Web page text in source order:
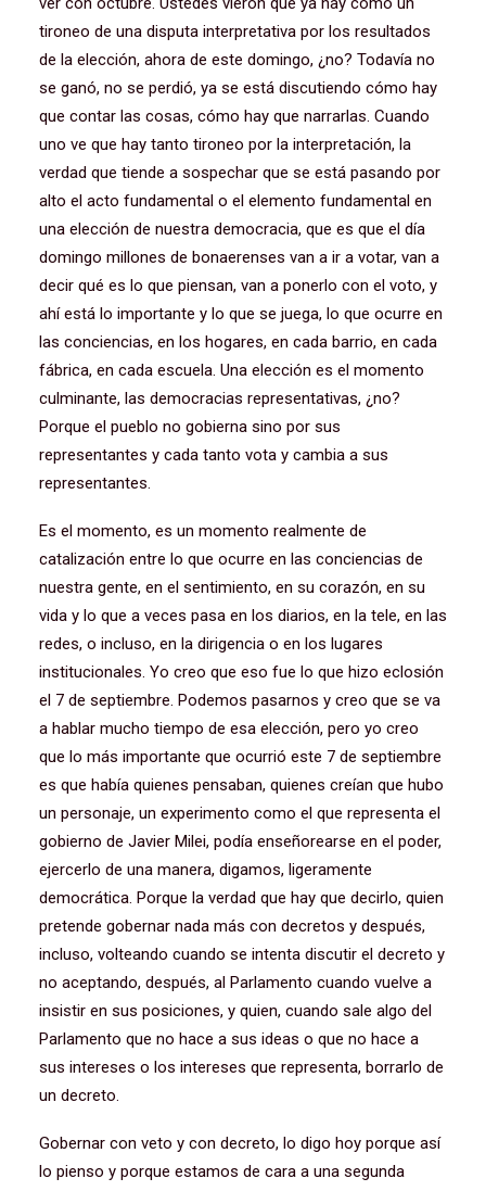
tironeo de una disputa interpretativa por los resultados
de la elección, ahora de este domingo, ¿no? Todavía no
se ganó, no se perdió, ya se está discutiendo cómo hay
que contar las cosas, cómo hay que narrarlas. Cuando
uno ve que hay tanto tironeo por la interpretación, la
verdad que tiende a sospechar que se está pasando por
alto el acto fundamental o el elemento fundamental en
una elección de nuestra democracia, que es que el día
domingo millones de bonaerenses van a ir a votar, van a
decir qué es lo que piensan, van a ponerlo con el voto, y
ahí está lo importante y lo que se juega, lo que ocurre en
las conciencias, en los hogares, en cada barrio, en cada
fábrica, en cada escuela. Una elección es el momento
culminante, las democracias representativas, ¿no?
Porque el pueblo no gobierna sino por sus
representantes y cada tanto vota y cambia a sus
representantes.
Es el momento, es un momento realmente de
catalización entre lo que ocurre en las conciencias de
nuestra gente, en el sentimiento, en su corazón, en su
vida y lo que a veces pasa en los diarios, en la tele, en las
redes, o incluso, en la dirigencia o en los lugares
institucionales. Yo creo que eso fue lo que hizo eclosión
el 7 de septiembre. Podemos pasarnos y creo que se va
a hablar mucho tiempo de esa elección, pero yo creo
que lo más importante que ocurrió este 7 de septiembre
es que había quienes pensaban, quienes creían que hubo
un personaje, un experimento como el que representa el
gobierno de Javier Milei, podía enseñorearse en el poder,
ejercerlo de una manera, digamos, ligeramente
democrática. Porque la verdad que hay que decirlo, quien
pretende gobernar nada más con decretos y después,
incluso, volteando cuando se intenta discutir el decreto y
no aceptando, después, al Parlamento cuando vuelve a
insistir en sus posiciones, y quien, cuando sale algo del
Parlamento que no hace a sus ideas o que no hace a
sus intereses o los intereses que representa, borrarlo de
un decreto.
Gobernar con veto y con decreto, lo digo hoy porque así
lo pienso y porque estamos de cara a una segunda